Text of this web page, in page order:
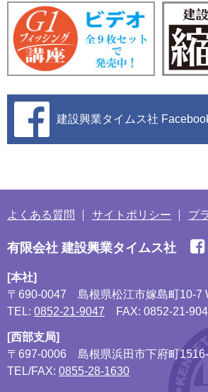
建設興業タイムス社
よくある質問 サイトポリシー プ
有限会社 建設興業タイムス社
[本社]
〒690-0047
島根県松江市嫁島町10-7
TEL: 0852-21-9047 FAX: 0852-21-
[西部支局]
〒697-0006
島根県浜田市下府町
TEL/FAX: 0855-28-1630